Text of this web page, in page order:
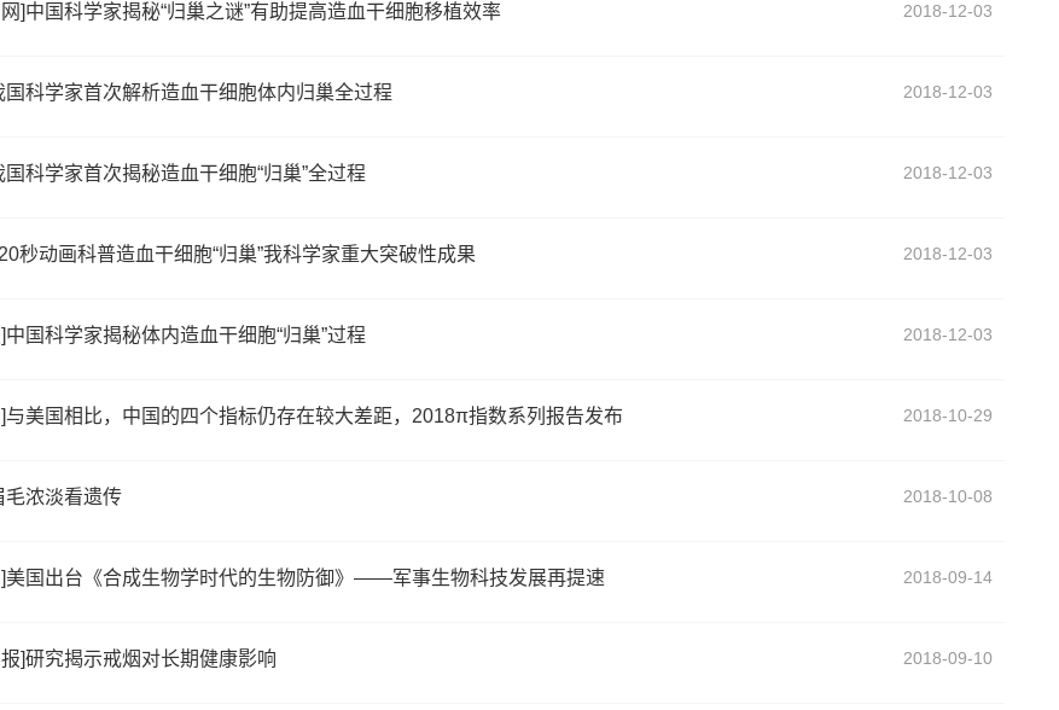
]中国科学家揭秘“归巢之谜”有助提高造血干细胞移植效率 2018-12-03
国科学家首次解析造血干细胞体内归巢全过程 2018-12-03
国科学家首次揭秘造血干细胞“归巢”全过程 2018-12-03
秒动画科普造血干细胞“归巢”我科学家重大突破性成果 2018-12-03
中国科学家揭秘体内造血干细胞“归巢”过程 2018-12-03
与美国相比，中国的四个指标仍存在较大差距，2018π指数系列报告发布 2018-10-29
毛浓淡看遗传 2018-10-08
]美国出台《合成生物学时代的生物防御》——军事生物科技发展再提速 2018-09-14
]研究揭示戒烟对长期健康影响 2018-09-10